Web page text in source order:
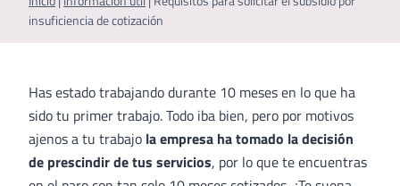
insuficiencia de cotización
Has estado trabajando durante 10 meses en lo que ha
sido tu primer trabajo. Todo iba bien, pero por motivos
ajenos a tu trabajo la empresa ha tomado la decisión
de prescindir de tus servicios, por lo que te encuentras